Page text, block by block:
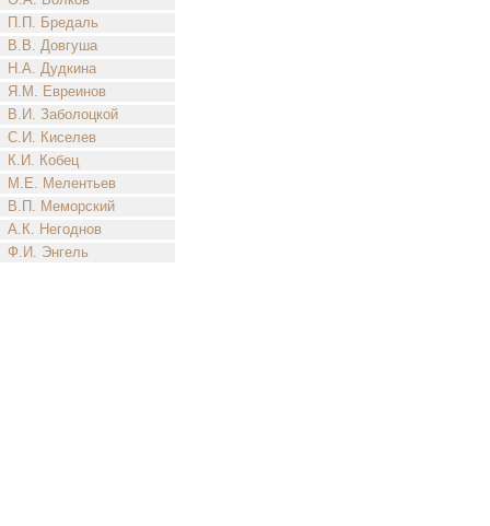
П.П. Бредаль
В.В. Довгуша
Н.А. Дудкина
Я.М. Евреинов
В.И. Заболоцкой
С.И. Киселев
К.И. Кобец
М.Е. Мелентьев
В.П. Меморский
А.К. Негоднов
Ф.И. Энгель